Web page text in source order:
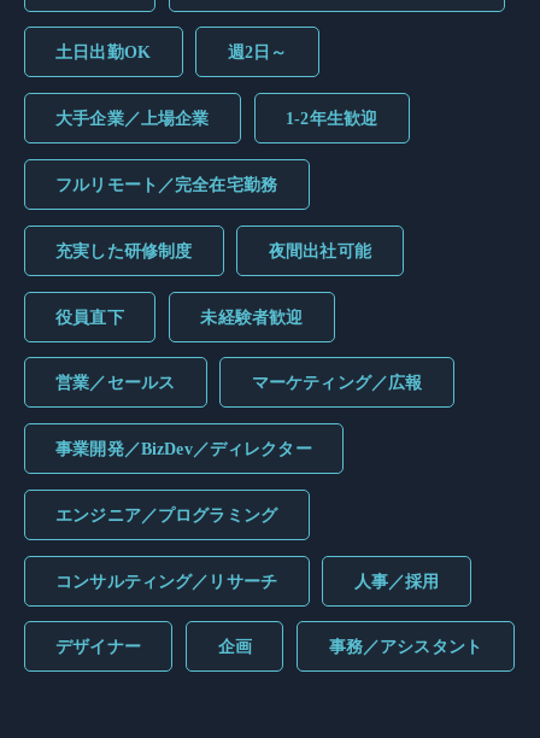
土日出勤OK 週2日～
大手企業／上場企業 1-2年生歓迎
フルリモート／完全在宅勤務
充実した研修制度 夜間出社可能
役員直下 未経験者歓迎
営業／セールス マーケティング／広報
事業開発／BizDev／ディレクター
エンジニア／プログラミング
コンサルティング／リサーチ 人事／採用
デザイナー 企画 事務／アシスタント